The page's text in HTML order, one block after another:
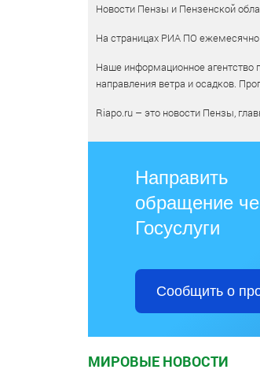
Новости Пензы и Пензенской
На страницах РИА ПО ежемесячно
Наше информационное агентство
направления ветра и осадков.
Riapo.ru – это новости Пензы,
Направить
обращение
Госуслуги
Сообщить о
МИРОВЫЕ НОВОСТИ